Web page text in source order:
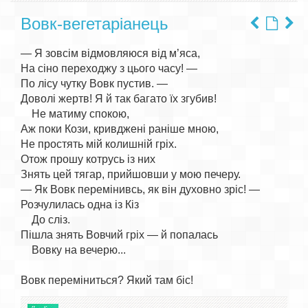
Вовк-вегетаріанець
— Я зовсім відмовляюся від м’яса,
На сіно переходжу з цього часу! —
По лісу чутку Вовк пустив. —
Доволі жертв! Я й так багато їх згубив!
    Не матиму спокою,
Аж поки Кози, кривджені раніше мною,
Не простять мій колишній гріх.
Отож прошу котрусь із них
Знять цей тягар, прийшовши у мою печеру.
— Як Вовк перемінивсь, як він духовно зріс! —
Розчулилась одна із Кіз
    До сліз.
Пішла знять Вовчий гріх — й попалась
    Вовку на вечерю...